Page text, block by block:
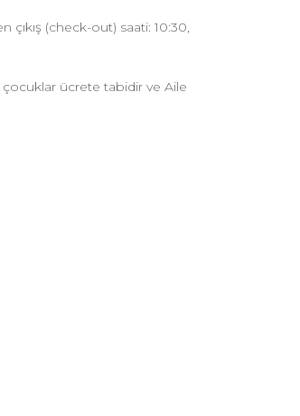
çıkış (check-out) saati: 10:30,
ücrete tabidir ve Aile